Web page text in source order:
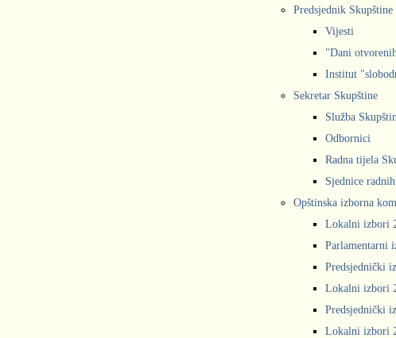
Predsjednik Skupštine
Vijesti
"Dani
Institut
Sekretar Skupštine
Služba
Odbornici
Radna tijela
Sjednice
Opštinska izborna
Lokalni izbori
Parlamentarni
Predsjednički
Lokalni izbori
Predsjednički
Lokalni izbori